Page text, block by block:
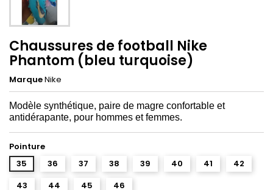
Chaussures de football Nike
Phantom (bleu turquoise)
MarqueNike
Modèle synthétique, paire de magre confortable et
antidérapante, pour hommes et femmes.
Pointure
35
36 37 38 39 40 41
42
43
44 45 46